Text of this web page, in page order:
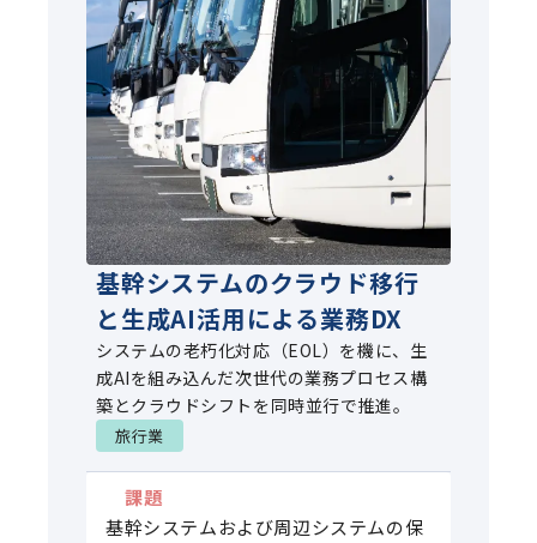
基幹システムのクラウド移行
と生成AI活用による業務DX
システムの老朽化対応（EOL）を機に、生
成AIを組み込んだ次世代の業務プロセス構
築とクラウドシフトを同時並行で推進。
旅行業
課題
基幹システムおよび周辺システムの保